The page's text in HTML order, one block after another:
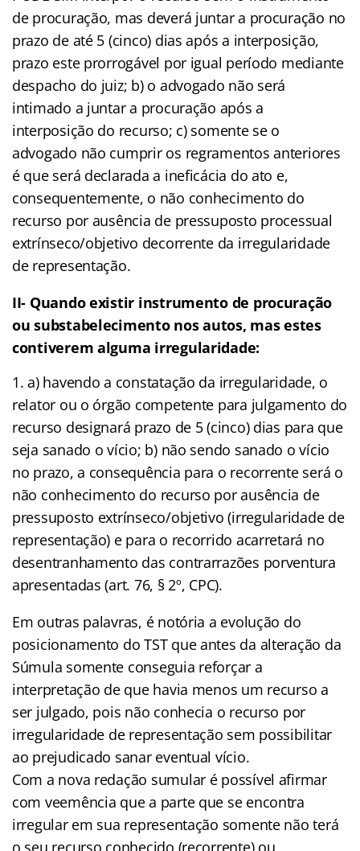
de procuração, mas deverá juntar a procuração no
prazo de até 5 (cinco) dias após a interposição,
prazo este prorrogável por igual período mediante
despacho do juiz; b) o advogado não será
intimado a juntar a procuração após a
interposição do recurso; c) somente se o
advogado não cumprir os regramentos anteriores
é que será declarada a ineficácia do ato e,
consequentemente, o não conhecimento do
recurso por ausência de pressuposto processual
extrínseco/objetivo decorrente da irregularidade
de representação.
II- Quando existir instrumento de procuração
ou substabelecimento nos autos, mas estes
contiverem alguma irregularidade:
a) havendo a constatação da irregularidade, o
relator ou o órgão competente para julgamento do
recurso designará prazo de 5 (cinco) dias para que
seja sanado o vício; b) não sendo sanado o vício
no prazo, a consequência para o recorrente será o
não conhecimento do recurso por ausência de
pressuposto extrínseco/objetivo (irregularidade de
representação) e para o recorrido acarretará no
desentranhamento das contrarrazões porventura
apresentadas (art. 76, § 2º, CPC).
Em outras palavras, é notória a evolução do
posicionamento do TST que antes da alteração da
Súmula somente conseguia reforçar a
interpretação de que havia menos um recurso a
ser julgado, pois não conhecia o recurso por
irregularidade de representação sem possibilitar
ao prejudicado sanar eventual vício.
Com a nova redação sumular é possível afirmar
com veemência que a parte que se encontra
irregular em sua representação somente não terá
o seu recurso conhecido (recorrente) ou